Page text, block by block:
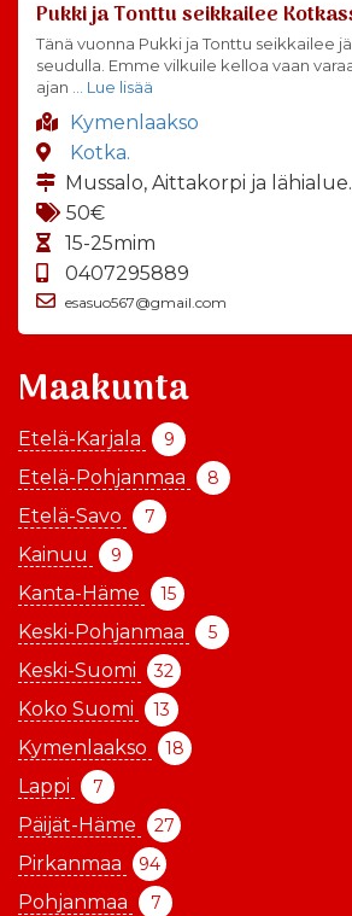
Pukki ja Tonttu seikkailee
Tänä vuonna Pukki ja Tonttu seikkailee
seudulla. Emme vilkuile kelloa vaan
ajan … Lue lisää
Kymenlaakso
Kotka.
Mussalo, Aittakorpi ja lähialue.
50€
15-25mim
0407295889
esasuo567@gmail.com
Maakunta
Etelä-Karjala 9
Etelä-Pohjanmaa 8
Etelä-Savo 7
Kainuu 9
Kanta-Häme 15
Keski-Pohjanmaa 5
Keski-Suomi 32
Koko Suomi 13
Kymenlaakso 18
Lappi 7
Päijät-Häme 27
Pirkanmaa 94
Pohjanmaa 7